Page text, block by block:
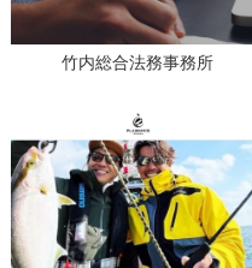
竹内総合法務事務所